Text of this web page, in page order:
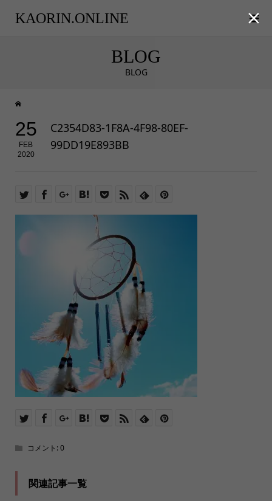
KAORIN.ONLINE
BLOG
BLOG
25
FEB
2020
C2354D83-1F8A-4F98-80EF-
99DD19E893BB
コメント:0
関連記事一覧
